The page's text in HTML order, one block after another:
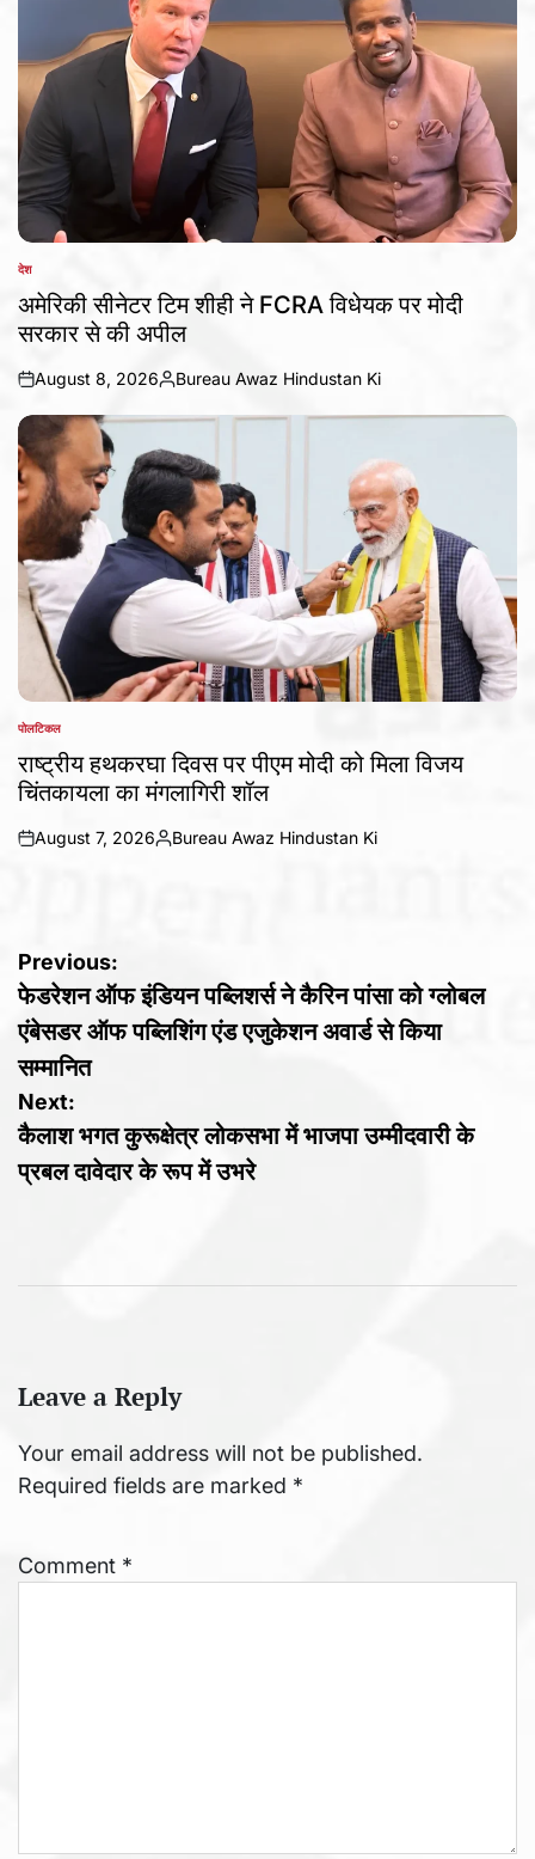
POSTED
देश
अमेरिकी सीनेटर टिम शीही ने FCRA विधेयक पर मोदी
सरकार से की अपील
on
August 8, 2026
Posted
by
Bureau Awaz Hindustan Ki
POSTED
पोलटिकल
राष्ट्रीय हथकरघा दिवस पर पीएम मोदी को मिला विजय
चिंतकायला का मंगलागिरी शॉल
on
August 7, 2026
Posted
Bureau Awaz Hindustan Ki
Post
navigation
Previous:
फेडरेशन ऑफ इंडियन पब्लिशर्स ने कैरिन पांसा को ग्लोबल
एंबेसडर ऑफ पब्लिशिंग एंड एजुकेशन अवार्ड से किया
सम्मानित
Next:
कैलाश भगत कुरूक्षेत्र लोकसभा में भाजपा उम्मीदवारी के
प्रबल दावेदार के रूप में उभरे
Leave a Reply
Your email address will not be published.
Required fields are marked *
Comment *